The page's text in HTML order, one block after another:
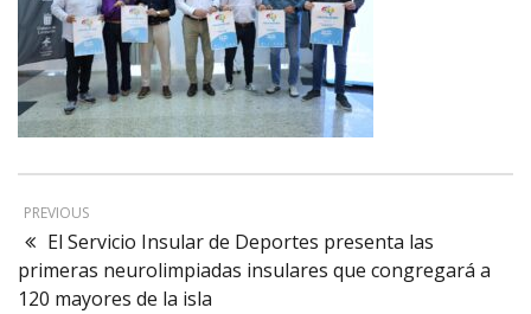
PREVIOUS
El Servicio Insular de Deportes presenta las
primeras neurolimpiadas insulares que congregará a
120 mayores de la isla